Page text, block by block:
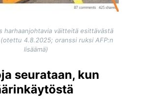
harhaanjohtavia väitteitä esittävästä
4.8.2025; oranssi ruksi AFP:n
lisäämä)
seurataan, kun